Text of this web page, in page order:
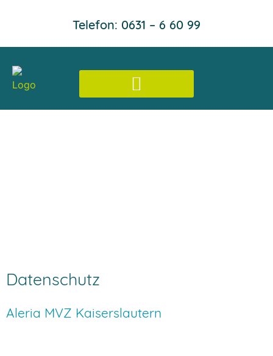
springen
Telefon: 0631 – 6 60 99
Datenschutz
Aleria MVZ Kaiserslautern